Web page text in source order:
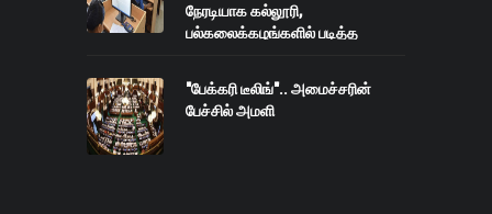
நேரடியாக கல்லூரி,
பல்கலைக்கழங்களில் படித்த
"பேக்கரி டீலிங்".. அமைச்சரின்
பேச்சில் அமளி